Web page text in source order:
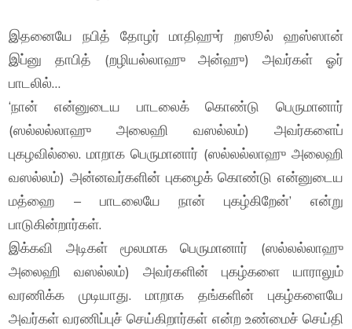
இதனையே நபித் தோழர் மாதிஹுர் றஸூல் ஹஸ்ஸான்
இப்னு தாபித் (றழியல்லாஹு அன்ஹு) அவர்கள் ஓர்
பாடலில்…
‘நான் என்னுடைய பாடலைக் கொண்டு பெருமானார்
(ஸல்லல்லாஹு அலைஹி வஸல்லம்) அவர்களைப்
புகழவில்லை. மாறாக பெருமானார் (ஸல்லல்லாஹு அலைஹி
வஸல்லம்) அன்னவர்களின் புகழைக் கொண்டு என்னுடைய
மத்ஹை – பாடலையே நான் புகழ்கிறேன்’ என்று
பாடுகின்றார்கள்.
இக்கவி அடிகள் மூலமாக பெருமானார் (ஸல்லல்லாஹு
அலைஹி வஸல்லம்) அவர்களின் புகழ்களை யாராலும்
வரணிக்க முடியாது. மாறாக தங்களின் புகழ்களையே
அவர்கள் வரணிப்புச் செய்கிறார்கள் என்ற உண்மைச் செய்தி